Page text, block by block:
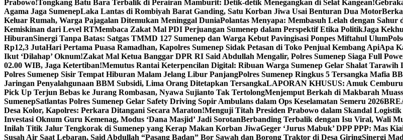
Prabowo!Tongkang Batu Bara Terbalik di Perairan Mamburit: Detik-detik Menegangkan di Selat Kangean!
Agama Jaga SumenepLaka Lantas di Rombiyah Barat Ganding, Satu Korban Jiwa Usai Benturan Dua Motor
Keluar Rumah, Warga Pajagalan Ditemukan Meninggal DuniaPolantas Menyapa: Membasuh Lelah dengan Sahur
Kemiskinan dari Level RTMembaca Zakat Mal PDI Perjuangan Sumenep dalam Perspektif Etika PolitikJaga
HiburanSinergi Tanpa Batas: Satgas TMMD 127 Sumenep dan Warga Kebut Pavingisasi Ponpes Miftahul Ulum
Rp12,3 JutaHari Pertama Puasa Ramadhan, Kapolres Sumenep Sidak Petasan di Toko Penjual Kembang ApiApa
Ikut ‘Dilahap’ Oknum!Zakat Mal Ketua Banggar DPR RI Said Abdullah Mengalir, Polres Sumenep Siaga Full
02.00 WIB, Jaga Ketertiban!Memutus Rantai Keterpencilan Digital: Ribuan Warga Sumenep Gelar Shalat Tarawih
Polres Sumenep Sisir Tempat Hiburan Malam Jelang Libur PanjangPolres Sumenep Ringkus 5 Tersangka Mafia
Jaringan Penyalahgunaan BBM Subsidi, Lima Orang Ditetapkan TersangkaLAPORAN KHUSUS: Amuk
Pick Up Terjun Bebas ke Jurang Rombasan, Nyawa Sujianto Tak TertolongMenjemput Berkah di Makbarah
SumenepSatlantas Polres Sumenep Gelar Safety Driving Sopir Ambulans dalam Ops Keselamatan Semeru 2026
Desa Kolor, Kapolres: Perkara Ditangani Secara Maraton!Menguji Titah Presiden Prabowo dalam Skandal Logistik
Investasi Oknum Guru Kemenag, Modus ‘Dana Masjid’ Jadi SorotanBerbanding Terbalik dengan Isu Viral, Wali
Inilah Titik Jalur Tengkorak di Sumenep yang Kerap Makan Korban JiwaGeger ‘Jurus Mabuk’ DPP PPP: Mas
Susah Air Saat Lebaran, Said Abdullah “Pasang Badan” Bor Sawah dan Borong Traktor di Desa GiringSinergi